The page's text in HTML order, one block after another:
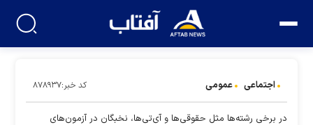
اجتماعی عمومی کد خبر:۸۷۸۹۳۷
در برخی رشته‌ها مثل حقوقی‌ها و آی‌تی‌ها، نخبگان در آزمون‌های